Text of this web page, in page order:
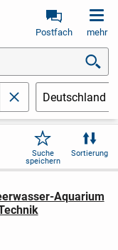
Postfach mehr
schließenDeutschland
Suche
speichern
Sortierung
Aquarium